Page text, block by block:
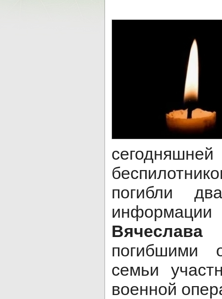
погибли
погибшими
семьи
военной